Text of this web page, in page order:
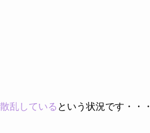
乱しているという状況です・・・